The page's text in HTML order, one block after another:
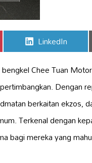
Share
on
LinkedIn
Chee Tuan
Dengan
berkaitan ekzos,
Terkenal dengan
bagi mereka yang